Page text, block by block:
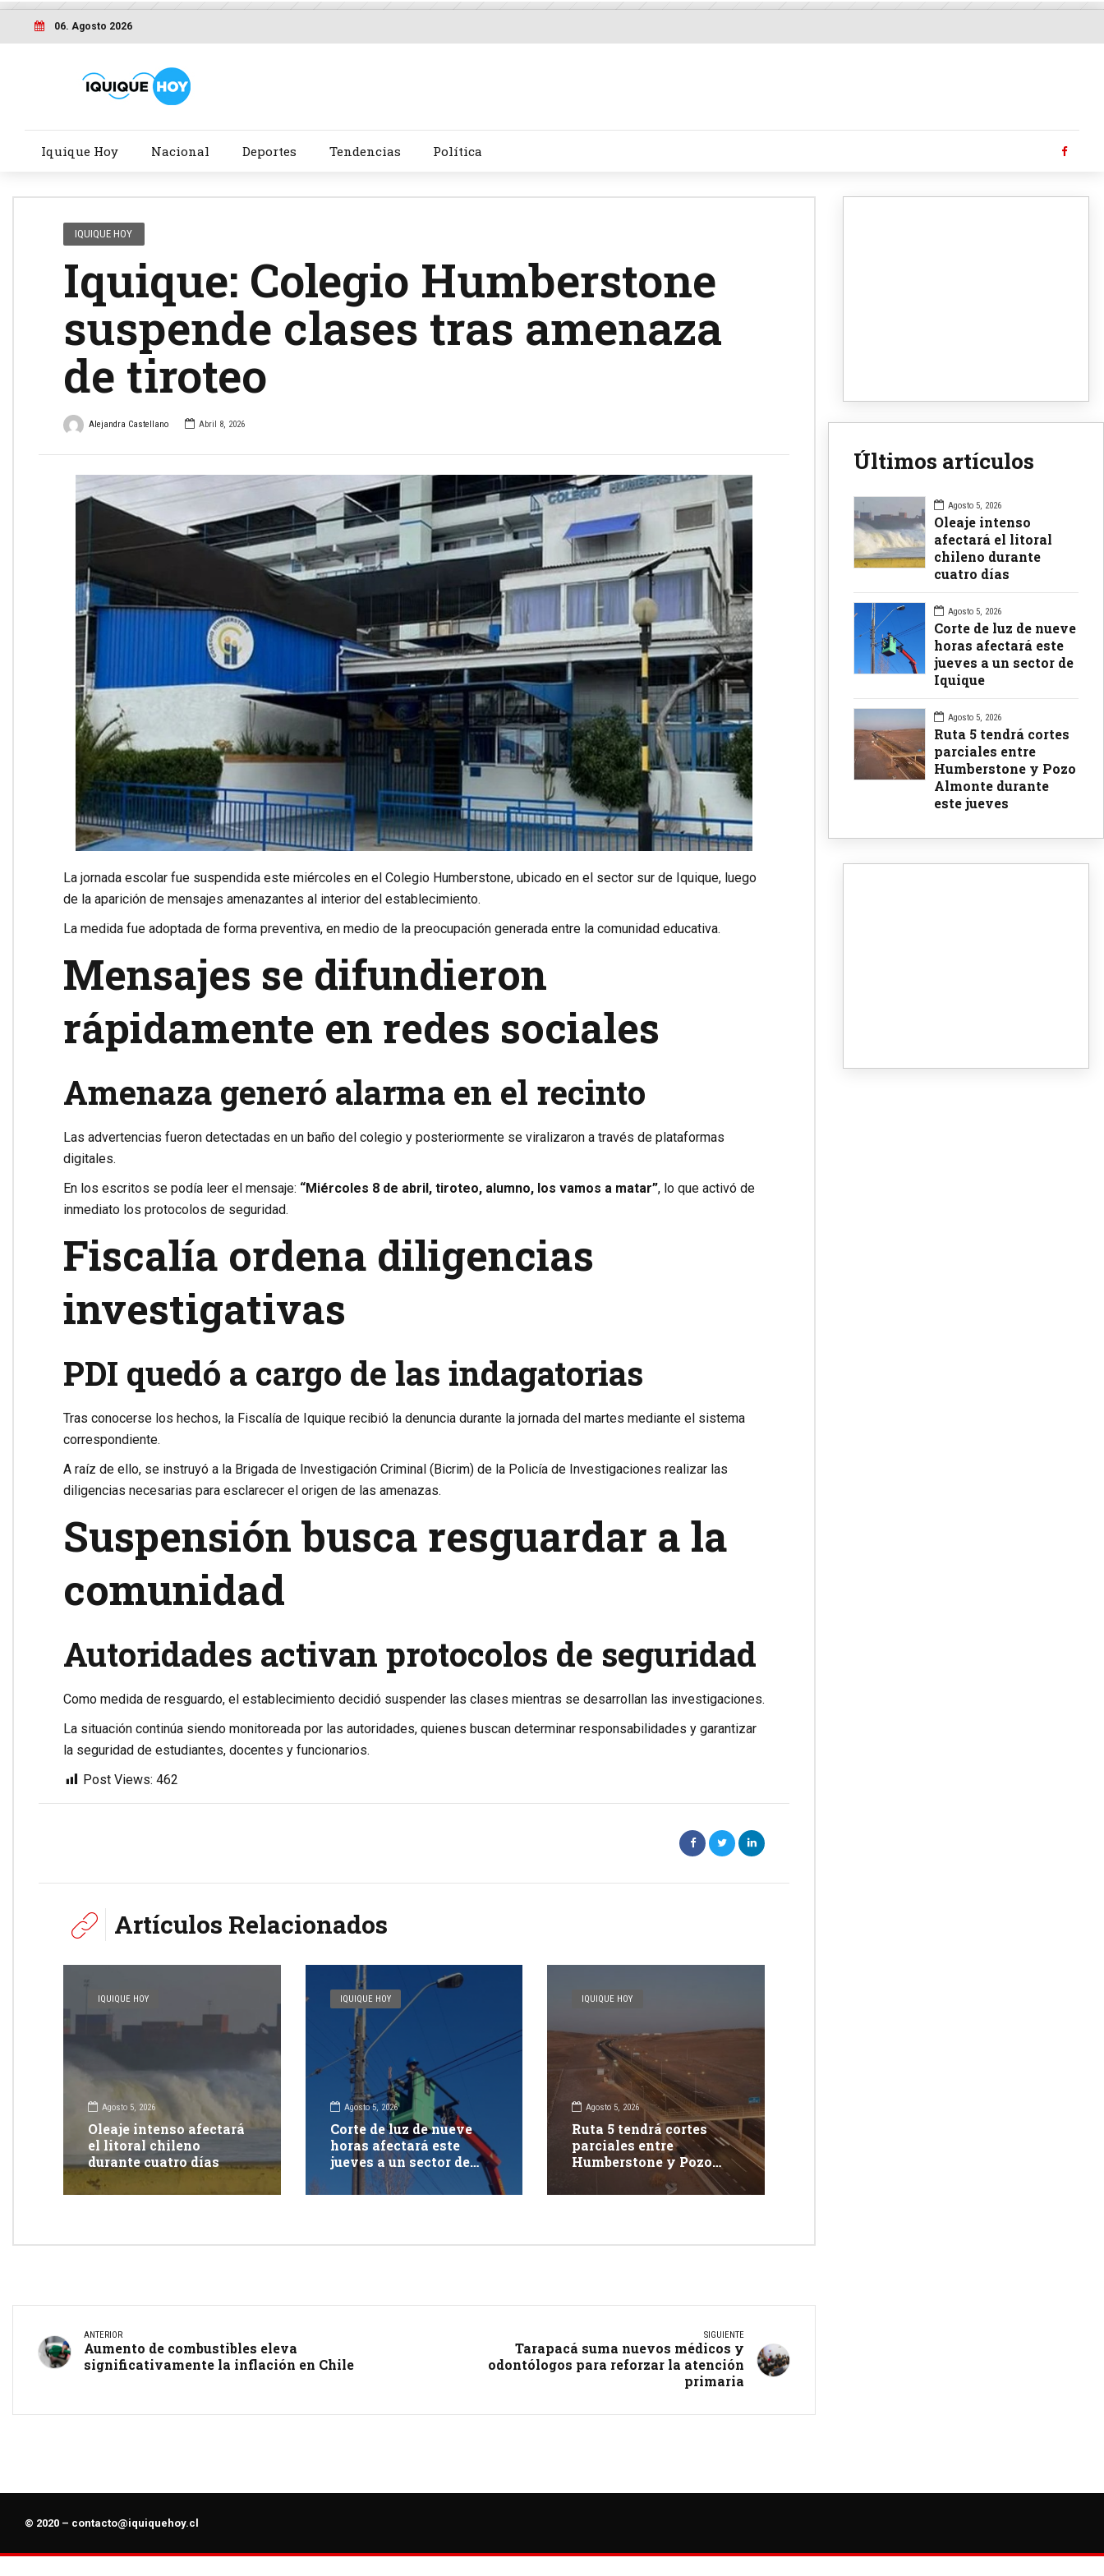
06. Agosto 2026
Iquique Hoy Nacional Deportes Tendencias Política
IQUIQUE HOY
Iquique: Colegio Humberstone
suspende clases tras amenaza
de tiroteo
Alejandra Castellano Abril 8, 2026
La jornada escolar fue suspendida este miércoles en el Colegio Humberstone, ubicado en el sector sur de Iquique, luego
de la aparición de mensajes amenazantes al interior del establecimiento.
La medida fue adoptada de forma preventiva, en medio de la preocupación generada entre la comunidad educativa.
Mensajes se difundieron
rápidamente en redes sociales
Amenaza generó alarma en el recinto
Las advertencias fueron detectadas en un baño del colegio y posteriormente se viralizaron a través de plataformas
digitales.
En los escritos se podía leer el mensaje: “Miércoles 8 de abril, tiroteo, alumno, los vamos a matar”, lo que activó de
inmediato los protocolos de seguridad.
Fiscalía ordena diligencias
investigativas
PDI quedó a cargo de las indagatorias
Tras conocerse los hechos, la Fiscalía de Iquique recibió la denuncia durante la jornada del martes mediante el sistema
correspondiente.
A raíz de ello, se instruyó a la Brigada de Investigación Criminal (Bicrim) de la Policía de Investigaciones realizar las
diligencias necesarias para esclarecer el origen de las amenazas.
Suspensión busca resguardar a la
comunidad
Autoridades activan protocolos de seguridad
Como medida de resguardo, el establecimiento decidió suspender las clases mientras se desarrollan las investigaciones.
La situación continúa siendo monitoreada por las autoridades, quienes buscan determinar responsabilidades y garantizar
la seguridad de estudiantes, docentes y funcionarios.
Post Views: 462
Artículos Relacionados
IQUIQUE HOY
Agosto 5, 2026
Oleaje intenso afectará
el litoral chileno
durante cuatro días
IQUIQUE HOY
Agosto 5, 2026
Corte de luz de nueve
horas afectará este
jueves a un sector de
IQUIQUE HOY
Agosto 5, 2026
Ruta 5 tendrá cortes
parciales entre
Humberstone y Pozo
Almonte durante este
jueves
ANTERIOR
Aumento de combustibles eleva
significativamente la inflación en Chile
SIGUIENTE
Tarapacá suma nuevos médicos y
odontólogos para reforzar la atención
primaria
Últimos artículos
Agosto 5, 2026
Oleaje intenso
afectará el litoral
chileno durante
cuatro días
Agosto 5, 2026
Corte de luz de nueve
horas afectará este
jueves a un sector de
Iquique
Agosto 5, 2026
Ruta 5 tendrá cortes
parciales entre
Humberstone y Pozo
Almonte durante
este jueves
© 2020 – contacto@iquiquehoy.cl